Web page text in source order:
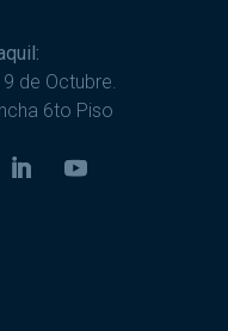
de Octubre.
6to Piso